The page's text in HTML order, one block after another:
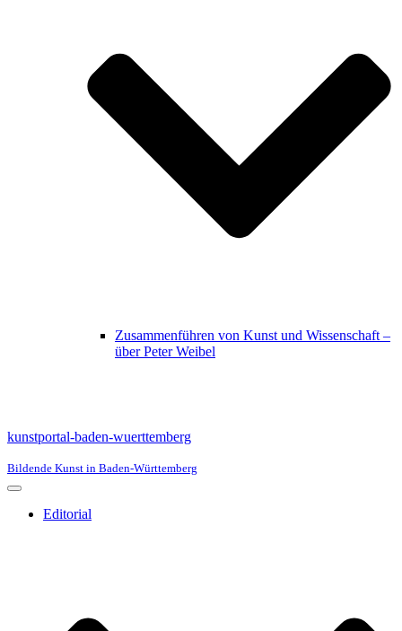
Zusammenführen von Kunst und Wissenschaft –
über Peter Weibel
kunstportal-baden-wuerttemberg
Bildende Kunst in Baden-Württemberg
Navigationsmenü
Editorial